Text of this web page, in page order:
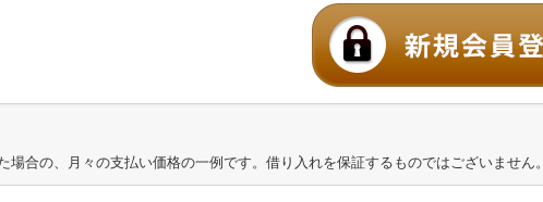
場合の、月々の支払い価格の一例です。借り入れを保証するものではございません。